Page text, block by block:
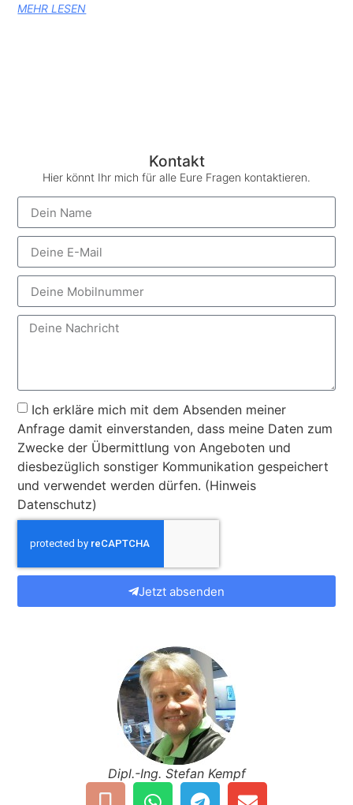
MEHR LESEN
Kontakt
Hier könnt Ihr mich für alle Eure Fragen kontaktieren.
Ich erkläre mich mit dem Absenden meiner
Anfrage damit einverstanden, dass meine Daten zum
Zwecke der Übermittlung von Angeboten und
diesbezüglich sonstiger Kommunikation gespeichert
und verwendet werden dürfen. (Hinweis
Datenschutz)
Jetzt absenden
Dipl.-Ing. Stefan Kempf